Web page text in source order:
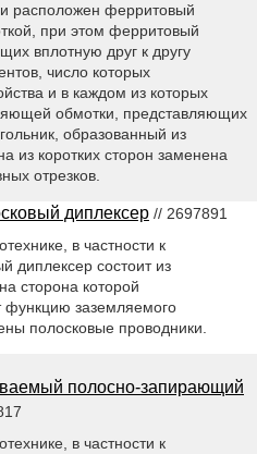
расположен ферритовый
при этом ферритовый
вплотную друг к другу
число которых
и в каждом из которых
обмотки, представляющих
образованный из
из коротких сторон заменена
отрезков.
диплексер // 2697891
в частности к
диплексер состоит из
сторона которой
функцию заземляемого
полосковые проводники.
полосно-запирающий
в частности к